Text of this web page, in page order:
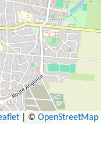
© OpenStreetMap